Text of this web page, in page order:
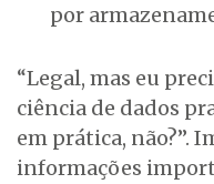
por
“Legal, mas eu
ciência de dados
em prática, não?”.
informações